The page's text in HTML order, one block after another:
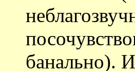
банально).